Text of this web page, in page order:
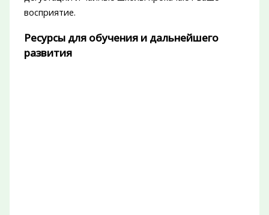
восприятие.
Ресурсы для обучения и дальнейшего
развития